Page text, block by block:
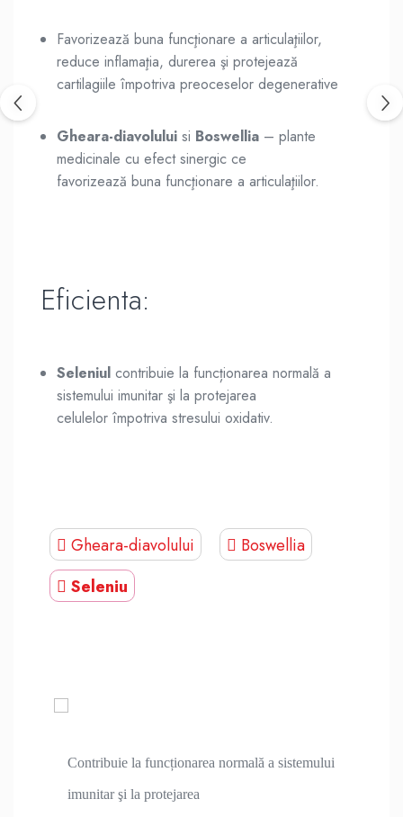
Favorizează buna funcţionare a articulaţiilor,
reduce inflamaţia, durerea şi protejează
cartilagiile împotriva preoceselor degenerative
Gheara-diavolului si Boswellia – plante
medicinale cu efect sinergic ce
favorizează buna funcţionare a articulaţiilor.
Eficienta:
Seleniul contribuie la funcționarea normală a
sistemului imunitar şi la protejarea
celulelor împotriva stresului oxidativ.
Gheara-diavolului
Boswellia
Seleniu
Contribuie la funcționarea normală a sistemului
imunitar şi la protejarea